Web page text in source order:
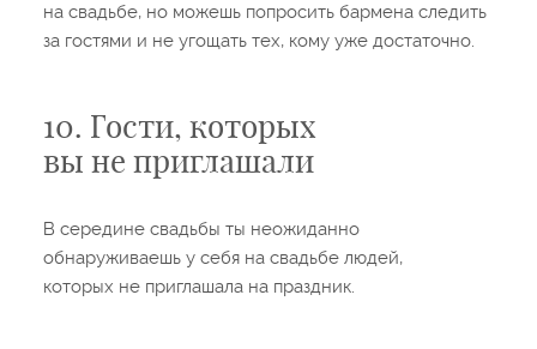
на свадьбе, но можешь попросить бармена следить
за гостями и не угощать тех, кому уже достаточно.
10. Гости, которых
вы не приглашали
В середине свадьбы ты неожиданно
обнаруживаешь у себя на свадьбе людей,
которых не приглашала на праздник.